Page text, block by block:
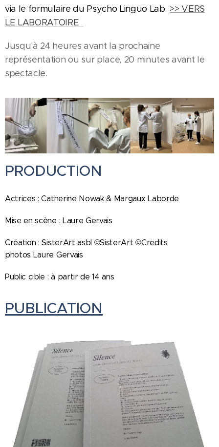
via le formulaire du Psycho Linguo Lab >> VERS
LE LABORATOIRE
Jusqu'à 24 heures avant la prochaine
représentation ou sur place, 20 minutes avant le
spectacle.
PRODUCTION
Actrices : Catherine Nowak & Margaux Laborde
Mise en scène : Laure Gervais
Création : SisterArt asbl ©SisterArt ©Credits
photos Laure Gervais
Public cible : à partir de 14 ans
PUBLICATION